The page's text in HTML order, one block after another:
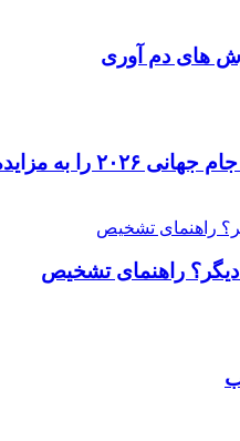
مزایده می‌گذارد
راهنمای تشخیص